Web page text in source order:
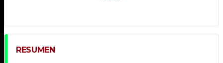
RESUMEN